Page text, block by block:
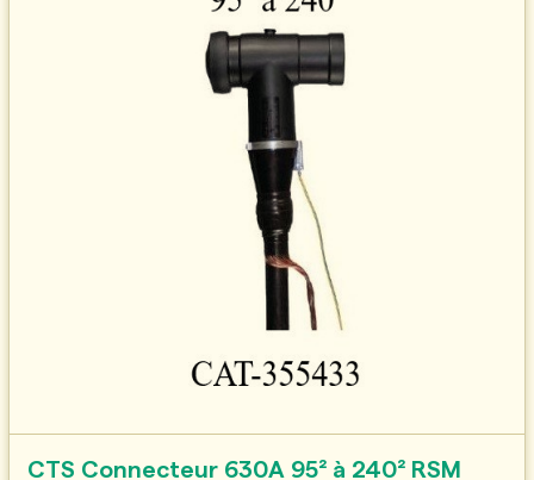
CTS Connecteur 630A 95² à 240² RSM